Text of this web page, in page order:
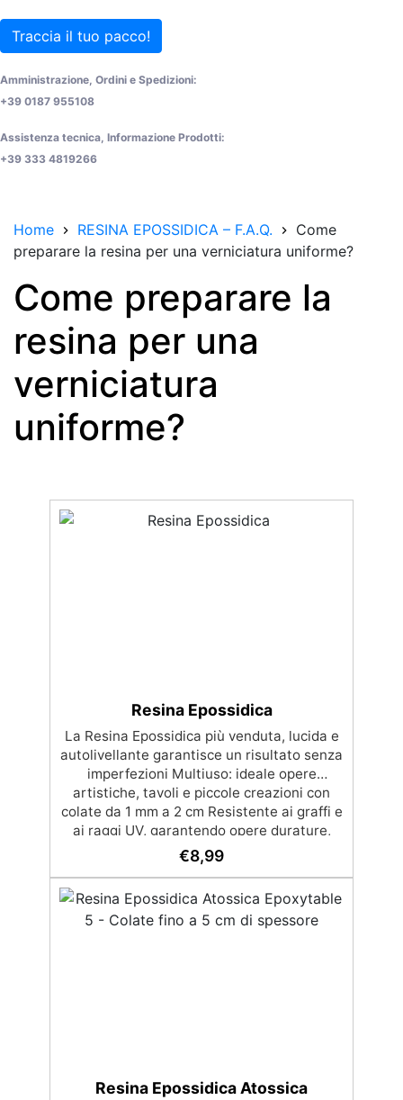
Traccia il tuo pacco!
Amministrazione, Ordini e Spedizioni:
+39 0187 955108
Assistenza tecnica, Informazione Prodotti:
+39 333 4819266
Home RESINA EPOSSIDICA – F.A.Q.
Come
preparare la resina per una verniciatura uniforme?
Come preparare la
resina per una
verniciatura
uniforme?
Resina Epossidica
La Resina Epossidica più venduta, lucida e
autolivellante garantisce un risultato senza
imperfezioni Multiuso: ideale opere
artistiche, tavoli e piccole creazioni con
colate da 1 mm a 2 cm Resistente ai graffi e
ai raggi UV, garantendo opere durature,
vibranti e senza ingiallimenti nel tempo
Bassa viscosità e formula anti-bolle per
risultati impeccabili, perfetti per colate di
stampi e inglobamenti Certificata Atossica
post catalisi per contatto con la pelle, BPA
€8,99
Resina Epossidica Atossica